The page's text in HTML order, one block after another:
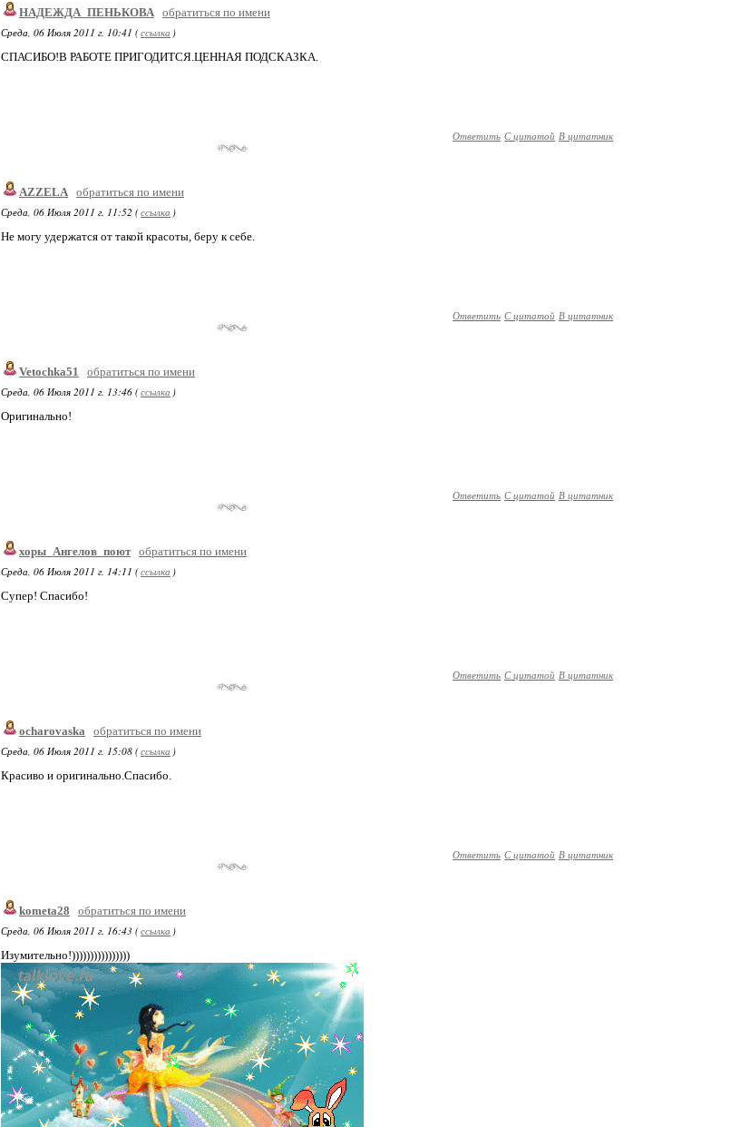
НАДЕЖДА_ПЕНЬКОВА обратиться по имени
Среда, 06 Июля 2011 г. 10:41 (ссылка )
СПАСИБО!В РАБОТЕ ПРИГОДИТСЯ.ЦЕННАЯ ПОДСКАЗКА.
Ответить С цитатой В цитатник
AZZELA обратиться по имени
Среда, 06 Июля 2011 г. 11:52 (ссылка )
Не могу удержатся от такой красоты, беру к себе.
Ответить С цитатой В цитатник
Vetochka51
обратиться по имени
Среда, 06 Июля 2011 г. 13:46 (ссылка )
Оригинально!
Ответить С цитатой В цитатник
хоры_Ангелов_поют обратиться по имени
Среда, 06 Июля 2011 г. 14:11 (ссылка )
Супер! Спасибо!
Ответить С цитатой В цитатник
ocharovaska
обратиться по имени
Среда, 06 Июля 2011 г. 15:08 (ссылка )
Красиво и оригинально.Спасибо.
Ответить С цитатой В цитатник
kometa28
обратиться по имени
Среда, 06 Июля 2011 г. 16:43 (ссылка )
Изумительно!))))))))))))))))